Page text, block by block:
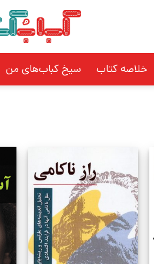
خلاصه کتاب سیخ کباب‌های من